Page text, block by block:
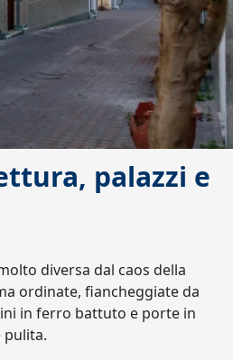
palazzi e
diversa dal caos della
ordinate, fiancheggiate da
in ferro battuto e porte in
pulita.